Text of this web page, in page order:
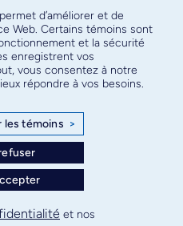
infolettre
facultaire
d’améliorer et de
Web. Certains témoins sont
et la sécurité
enregistrent vos
vous consentez à notre
répondre à vos besoins.
les témoins >
et nos